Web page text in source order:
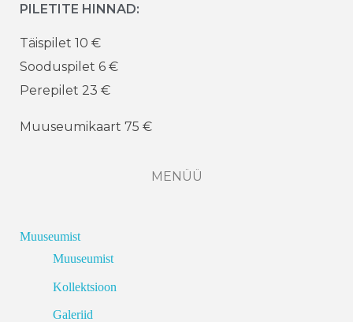
PILETITE HINNAD:
Täispilet 10 €
Sooduspilet 6 €
Perepilet 23 €
Muuseumikaart 75 €
MENÜÜ
Muuseumist
Muuseumist
Kollektsioon
Galeriid